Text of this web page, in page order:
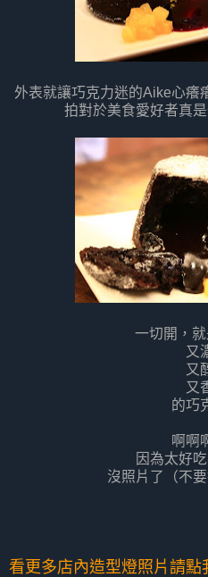
外表就讓巧克力迷的Aike心癢
拍對於美食愛好者真
一切開，就
又
又
又
的巧
啊啊
因為太好
沒照片了（不
看更多店內造型燈照片請點